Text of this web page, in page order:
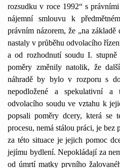
rozsudku v roce 1992“ s
nájemní smlouvu k
právním názorem, že „na
nastaly v průběhu odvolacího
a od rozhodnutí soudu I.
poměry změnily natolik, že
náhradě by bylo v rozporu s
nepodložené a spekulativní a
odvolacího soudu ve vztahu k
popsali poměry dcery, která se
procesu, nemá stálou práci, je bez
za této situace je jejich pomoc
jejímu bydlení. Nepokládají za
od úmrtí matky prvního